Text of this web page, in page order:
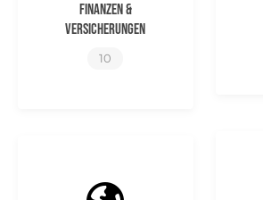
Finanzen &
Versicherungen
10